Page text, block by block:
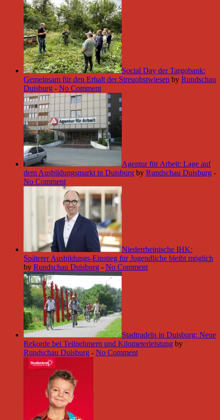
Social Day der Targobank:
Gemeinsam für den Erhalt der Streuobstwiesen by Rundschau
Duisburg - No Comment
Agentur für Arbeit: Lage auf
dem Ausbildungsmarkt in Duisburg by Rundschau Duisburg -
No Comment
Niederrheinische IHK:
Späterer Ausbildungs-Einstieg für Jugendliche bleibt möglich
by Rundschau Duisburg - No Comment
Stadtradeln in Duisburg: Neue
Rekorde bei Teilnehmern und Kilometerleistung by
Rundschau Duisburg - No Comment